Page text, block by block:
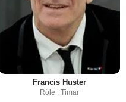
Francis Huster
Rôle : Timar